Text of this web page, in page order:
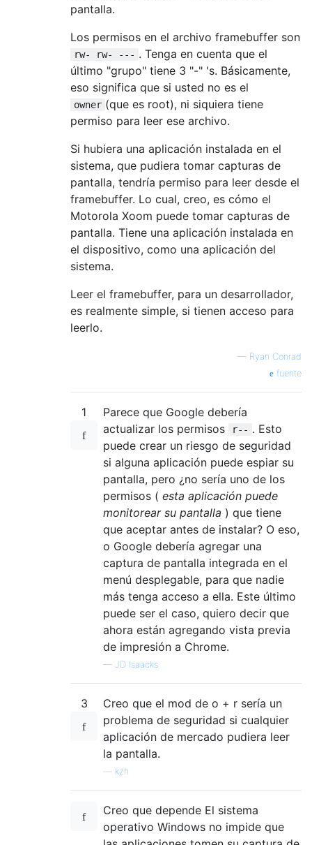
pantalla.
Los permisos en el archivo framebuffer son
rw- rw- --- . Tenga en cuenta que el
último "grupo" tiene 3 "-" 's. Básicamente,
eso significa que si usted no es el
owner (que es root), ni siquiera tiene
permiso para leer ese archivo.
Si hubiera una aplicación instalada en el
sistema, que pudiera tomar capturas de
pantalla, tendría permiso para leer desde el
framebuffer. Lo cual, creo, es cómo el
Motorola Xoom puede tomar capturas de
pantalla. Tiene una aplicación instalada en
el dispositivo, como una aplicación del
sistema.
Leer el framebuffer, para un desarrollador,
es realmente simple, si tienen acceso para
leerlo.
— Ryan Conrad
fuente
1
Parece que Google debería
actualizar los permisos
r-- . Esto
puede crear un riesgo de seguridad
si alguna aplicación puede espiar su
pantalla, pero ¿no sería uno de los
permisos ( esta aplicación puede
monitorear su pantalla ) que tiene
que aceptar antes de instalar? O eso,
o Google debería agregar una
captura de pantalla integrada en el
menú desplegable, para que nadie
más tenga acceso a ella. Este último
puede ser el caso, quiero decir que
ahora están agregando vista previa
de impresión a Chrome.
— JD Isaacks
3
Creo que el mod de o + r sería un
problema de seguridad si cualquier
aplicación de mercado pudiera leer
la pantalla.
kzh
Creo que depende El sistema
operativo Windows no impide que